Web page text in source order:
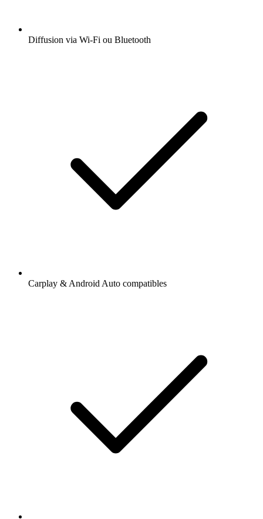
Diffusion via Wi-Fi ou Bluetooth
Carplay & Android Auto compatibles